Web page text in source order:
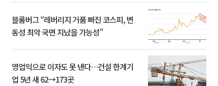
블룸버그 “레버리지 거품 빠진 코스피, 변
동성 최악 국면 지났을 가능성”
영업익으로 이자도 못 낸다…건설 한계기
업 5년 새 62→173곳